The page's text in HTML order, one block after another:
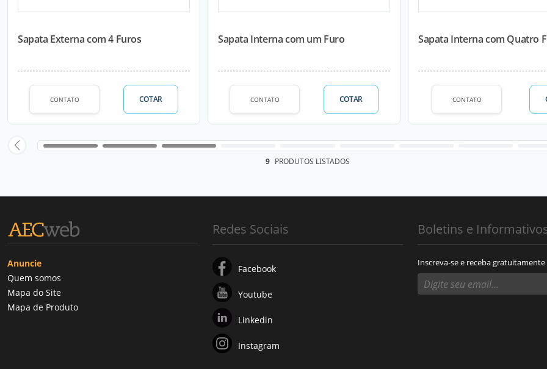
Sapata Externa com 4 Furos
CONTATO COTAR
Sapata Interna com um Furo
CONTATO COTAR
Sapata Interna com Quatro
CONTATO
9 PRODUTOS LISTADOS
Anuncie
Quem somos
Mapa do Site
Mapa de Produto
Redes Sociais
Facebook
Youtube
Linkedin
Instagram
Boletins e
Inscreva-se e receba gratuitamente